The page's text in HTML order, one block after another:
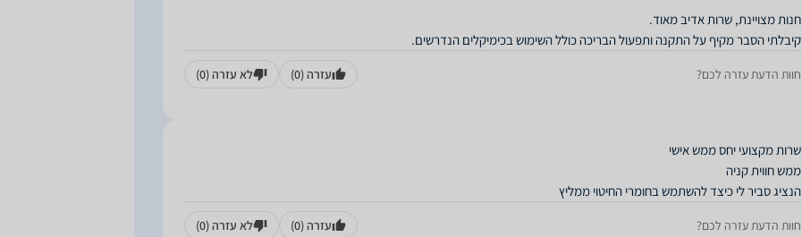
קיבלתי הסבר מקיף על התקנה ותפעול הבריכה כולל השימוש בכימיקלים הנדרשים.
חוות הדעת עזרה לכם? עזרה(0) לא עזרה(0)
הנציג סביר לי כיצד להשתמש בחומרי החיטוי ממליץ
חוות הדעת עזרה לכם? עזרה(0) לא עזרה(0)